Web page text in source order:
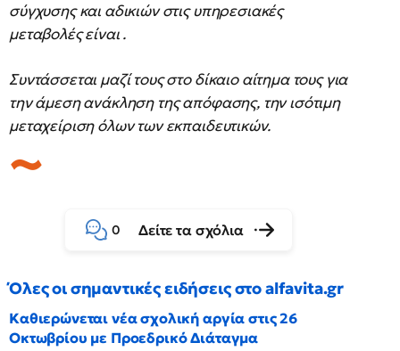
σύγχυσης και αδικιών στις υπηρεσιακές
μεταβολές είναι .
Συντάσσεται μαζί τους στο δίκαιο αίτημα τους για
την άμεση ανάκληση της απόφασης, την ισότιμη
μεταχείριση όλων των εκπαιδευτικών.
0 Δείτε τα σχόλια
Όλες οι σημαντικές ειδήσεις στο alfavita.gr
Καθιερώνεται νέα σχολική αργία στις 26
Οκτωβρίου με Προεδρικό Διάταγμα